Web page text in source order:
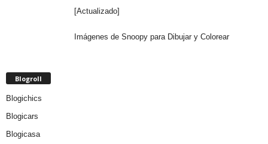
[Actualizado]
Imágenes de Snoopy para Dibujar y Colorear
Blogroll
Blogichics
Blogicars
Blogicasa